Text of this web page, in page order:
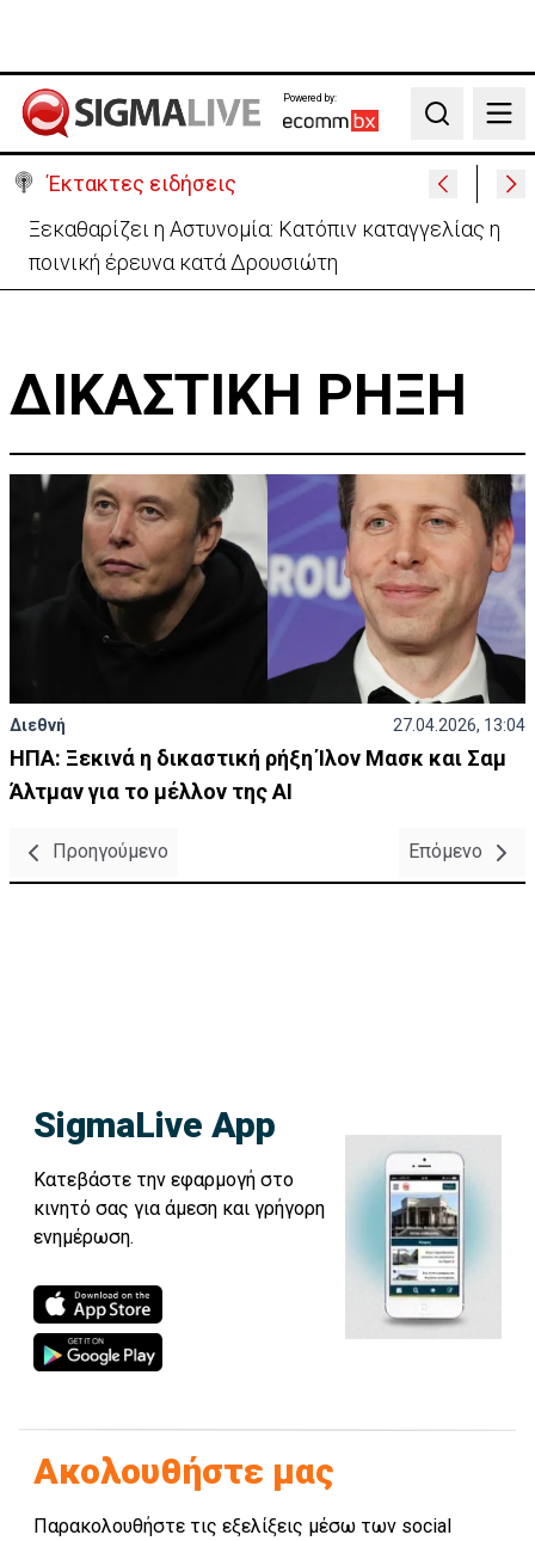
Powered by:
Search
Έκτακτες ειδήσεις
Ξεκαθαρίζει η Αστυνομία: Κατόπιν καταγγελίας η
ποινική έρευνα κατά Δρουσιώτη
ΔΙΚΑΣΤΙΚΗ ΡΗΞΗ
Διεθνή 27.04.2026, 13:04
ΗΠΑ: Ξεκινά η δικαστική ρήξη Ίλον Μασκ και Σαμ
Άλτμαν για το μέλλον της AI
Προηγούμενο Επόμενο
SigmaLive App
Κατεβάστε την εφαρμογή στο
κινητό σας για άμεση και γρήγορη
ενημέρωση.
Ακολουθήστε μας
Παρακολουθήστε τις εξελίξεις μέσω των social